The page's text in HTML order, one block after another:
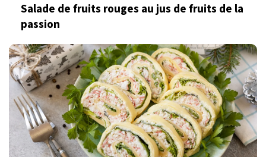
Salade de fruits rouges au jus de fruits de la
passion